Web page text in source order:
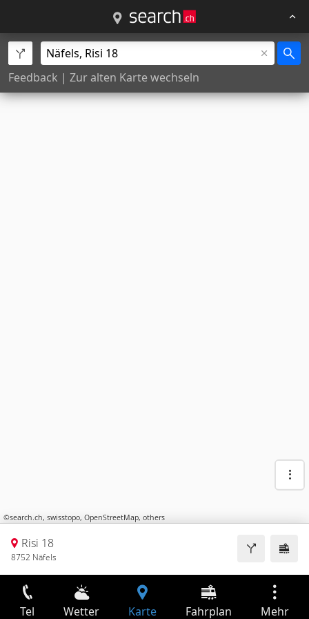
Feedback | Zur alten Karte wechseln
©search.ch, swisstopo, OpenStreetMap, others
Risi 18
8752 Näfels
Tel Wetter Karte Fahrplan Mehr